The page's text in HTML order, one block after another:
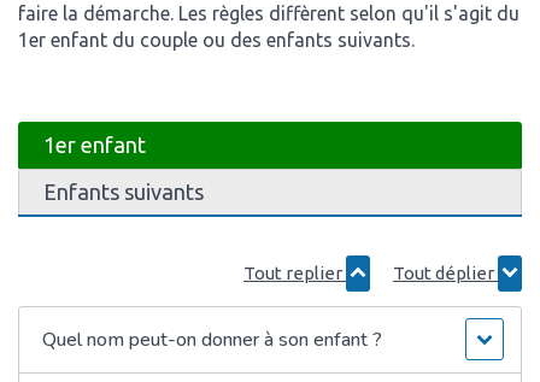
faire la démarche. Les règles diffèrent selon qu'il s'agit du
1er enfant du couple ou des enfants suivants.
1er enfant
Enfants suivants
Tout replier Tout déplier
Quel nom peut-on donner à son enfant ?